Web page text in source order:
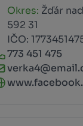
Okres: Žďár
592 31
IČO:
773 451 475